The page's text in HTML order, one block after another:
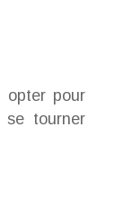
opter pour
se tourner